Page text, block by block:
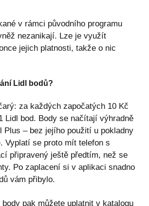
v rámci původního programu
nezanikají. Lze je využít
jejich platnosti, takže o nic
Lidl bodů?
za každých započatých 10 Kč
Lidl bod. Body se načítají výhradně
Plus – bez jejího použití u pokladny
Vyplatí se proto mít telefon s
připravený ještě předtím, než se
Po zaplacení si v aplikaci snadno
vám přibylo.
body pak můžete uplatnit v katalogu